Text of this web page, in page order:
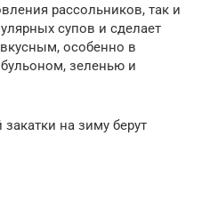
рассольников, так и
супов и сделает
особенно в
зеленью и
на зиму берут